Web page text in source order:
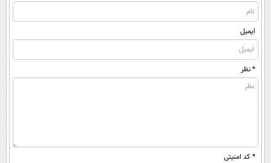
ایمیل
* نظر
* کد امنیتی